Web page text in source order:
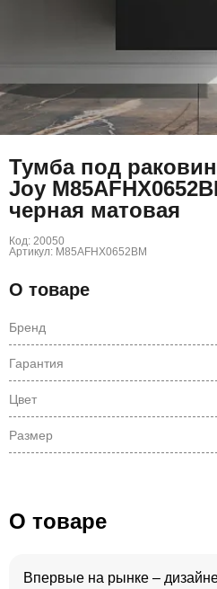
Тумба под
Joy
черная матовая
Код: 20050
Артикул: M85AFHX0652BM
О товаре
Бренд
Гарантия
Цвет
Размер
О товаре
Впервые на рынке –